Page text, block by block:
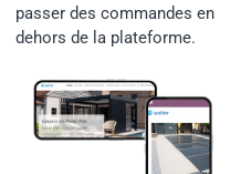
passer des commandes en
dehors de la plateforme.